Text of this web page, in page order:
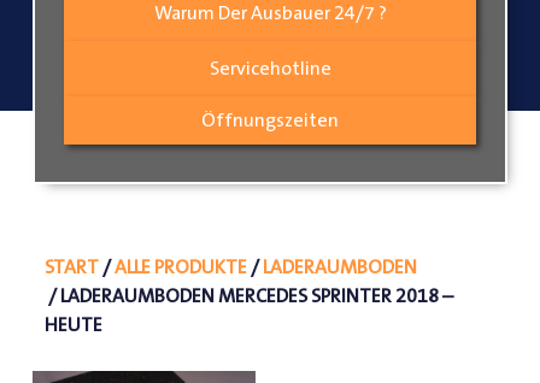
Warum Der Ausbauer 24/7 ?
Servicehotline
Öffnungszeiten
START/ALLE PRODUKTE/LADERAUMBODEN
/ LADERAUMBODEN MERCEDES SPRINTER 2018 –
HEUTE